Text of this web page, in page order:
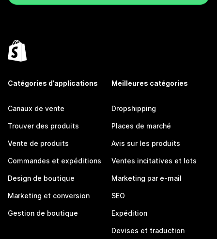
Catégories d’applications
Canaux de vente
Trouver des produits
Vente de produits
Commandes et expéditions
Design de boutique
Marketing et conversion
Gestion de boutique
Meilleures catégories
Dropshipping
Places de marché
Avis sur les produits
Ventes incitatives et lots
Marketing par e-mail
SEO
Expédition
Devises et traduction